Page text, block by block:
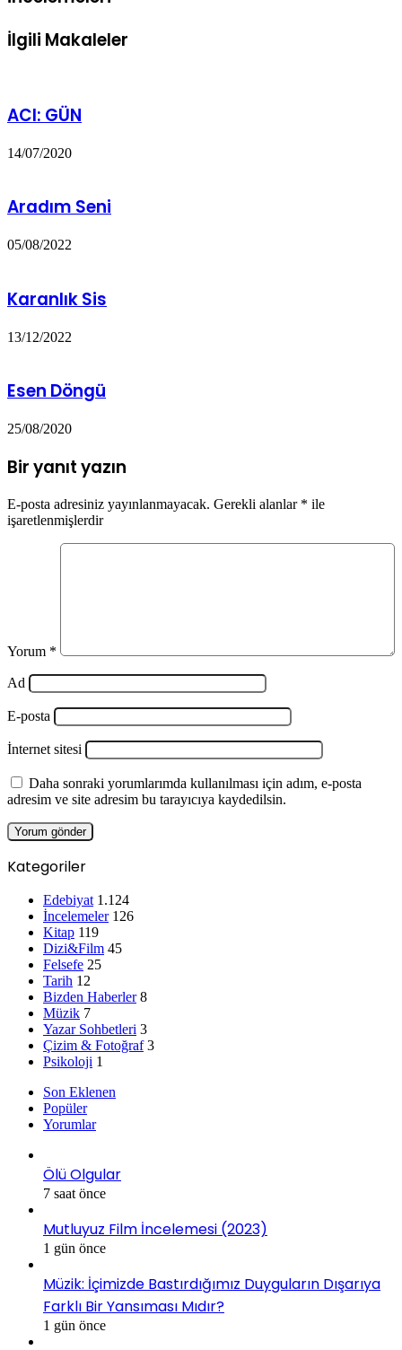
İlgili Makaleler
ACI: GÜN
14/07/2020
Aradım Seni
05/08/2022
Karanlık Sis
13/12/2022
Esen Döngü
25/08/2020
Bir yanıt yazın
E-posta adresiniz yayınlanmayacak. Gerekli alanlar * ile
işaretlenmişlerdir
Yorum *
Ad
E-posta
İnternet sitesi
Daha sonraki yorumlarımda kullanılması için adım, e-posta
adresim ve site adresim bu tarayıcıya kaydedilsin.
Kategoriler
Edebiyat 1.124
İncelemeler 126
Kitap 119
Dizi&Film 45
Felsefe 25
Tarih 12
Bizden Haberler 8
Müzik 7
Yazar Sohbetleri 3
Çizim & Fotoğraf 3
Psikoloji 1
Son Eklenen
Popüler
Yorumlar
Ölü Olgular
7 saat önce
Mutluyuz Film İncelemesi (2023)
1 gün önce
Müzik: İçimizde Bastırdığımız Duyguların Dışarıya
Farklı Bir Yansıması Mıdır?
1 gün önce